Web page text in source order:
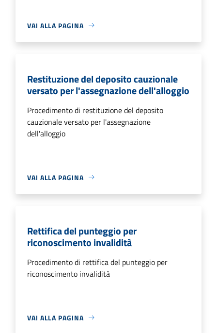
VAI ALLA PAGINA
Restituzione del deposito cauzionale
versato per l'assegnazione dell'alloggio
Procedimento di restituzione del deposito
cauzionale versato per l'assegnazione
dell'alloggio
VAI ALLA PAGINA
Rettifica del punteggio per
riconoscimento invalidità
Procedimento di rettifica del punteggio per
riconoscimento invalidità
VAI ALLA PAGINA